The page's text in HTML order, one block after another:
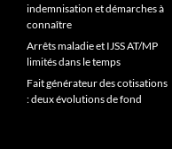
indemnisation et démarches à
connaître
Arrêts maladie et IJSS AT/MP
limités dans le temps
Fait générateur des cotisations
: deux évolutions de fond